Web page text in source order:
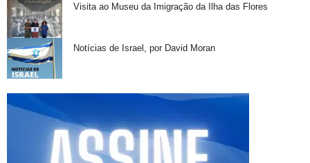
Visita ao Museu da Imigração da Ilha das Flores
Notícias de Israel, por David Moran